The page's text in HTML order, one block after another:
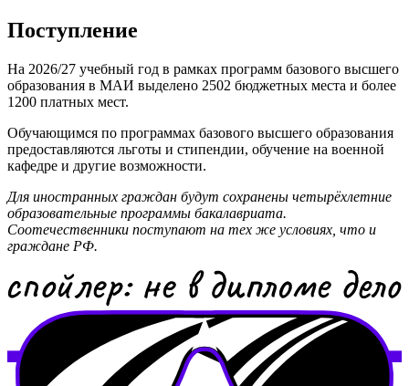
Поступление
На 2026/27 учебный год в рамках программ базового высшего
образования в МАИ выделено 2502 бюджетных места и более
1200 платных мест.
Обучающимся по программах базового высшего образования
предоставляются льготы и стипендии, обучение на военной
кафедре и другие возможности.
Для иностранных граждан будут сохранены четырёхлетние
образовательные программы бакалавриата.
Соотечественники поступают на тех же условиях, что и
граждане РФ.